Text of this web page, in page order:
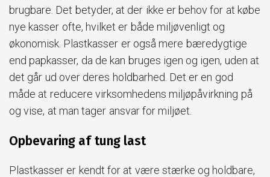
brugbare. Det betyder, at der ikke er behov for at købe
nye kasser ofte, hvilket er både miljøvenligt og
økonomisk. Plastkasser er også mere bæredygtige
end papkasser, da de kan bruges igen og igen, uden at
det går ud over deres holdbarhed. Det er en god
måde at reducere virksomhedens miljøpåvirkning på
og vise, at man tager ansvar for miljøet.
Opbevaring af tung last
Plastkasser er kendt for at være stærke og holdbare,